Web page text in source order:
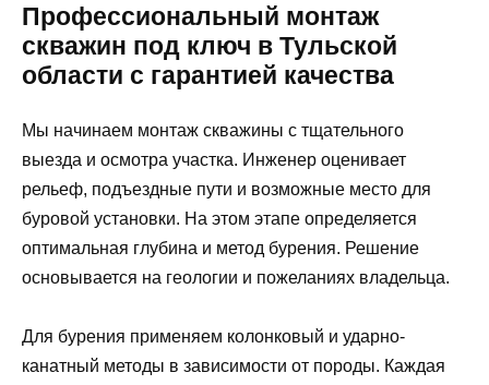
Профессиональный монтаж
скважин под ключ в Тульской
области с гарантией качества
Мы начинаем монтаж скважины с тщательного
выезда и осмотра участка. Инженер оценивает
рельеф, подъездные пути и возможные место для
буровой установки. На этом этапе определяется
оптимальная глубина и метод бурения. Решение
основывается на геологии и пожеланиях владельца.
Для бурения применяем колонковый и ударно-
канатный методы в зависимости от породы. Каждая